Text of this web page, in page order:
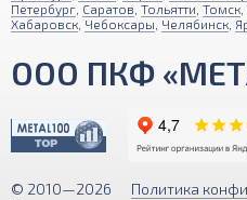
Петербург Саратов Тольятти Томск
Хабаровск Чебоксары Челябинск
ООО ПКФ
© 2010—2026
Политика